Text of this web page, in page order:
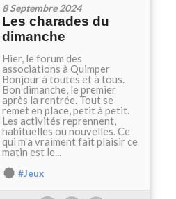
8 Septembre 2024
Les charades du
dimanche
Hier, le forum des
associations à Quimper
Bonjour à toutes et à tous.
Bon dimanche, le premier
après la rentrée. Tout se
remet en place, petit à petit.
Les activités reprennent,
habituelles ou nouvelles. Ce
qui m'a vraiment fait plaisir ce
matin est le...
#Jeux